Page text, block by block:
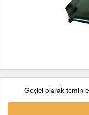
Geçici olarak temin